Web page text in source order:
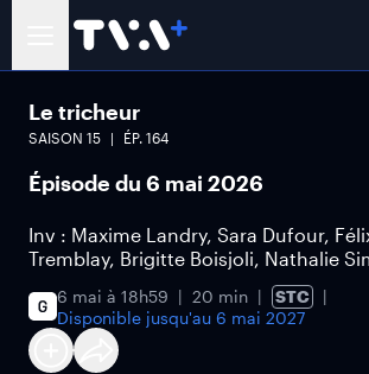
Le tricheur
SAISON 15 ÉP. 164
Épisode du 6 mai 2026
Inv : Maxime Landry, Sara Dufour,
Tremblay, Brigitte Boisjoli, Nathalie
6 mai à 18h59 20 min
STC
Disponible jusqu'au 6 mai 2027